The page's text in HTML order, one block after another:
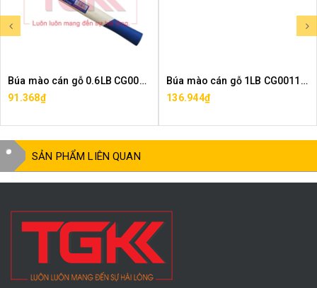
Búa mào cán gỗ 0.6LB CG0011-300
91.368₫
Búa mào cán gỗ 1LB CG0011-500
136.944₫
SẢN PHẨM LIÊN QUAN